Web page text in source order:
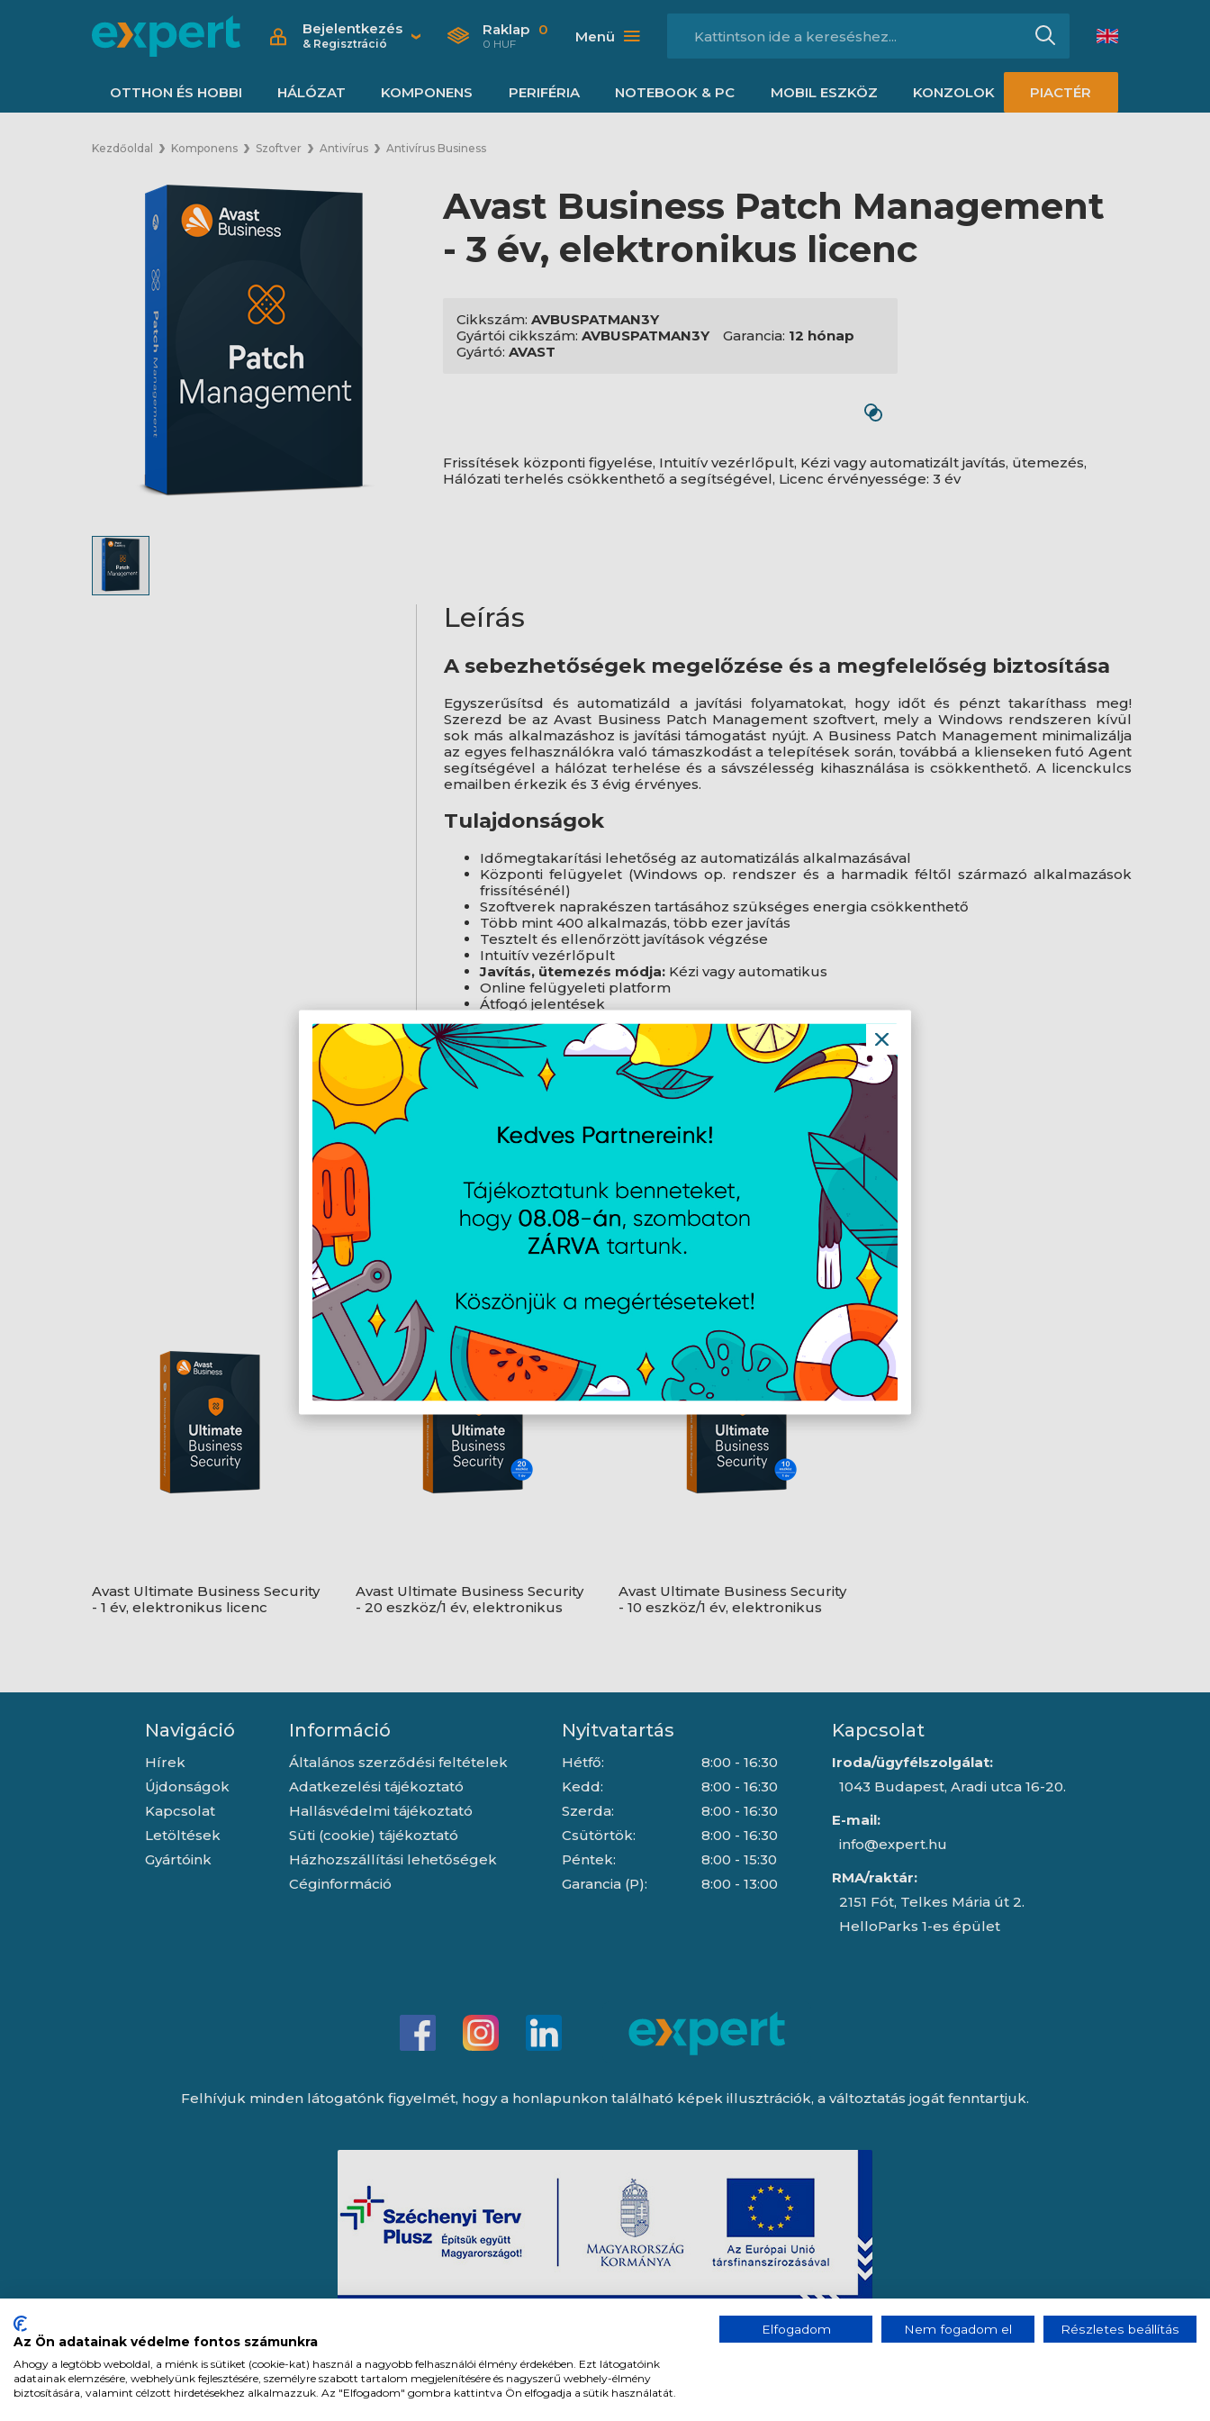
Bejelentkezés
& Regisztráció
Raklap 0
0 HUF Menü
OTTHON ÉS HOBBI HÁLÓZAT KOMPONENS PERIFÉRIA NOTEBOOK & PC MOBIL ESZKÖZ KONZOLOK PIACTÉR
Kezdőoldal Komponens Szoftver Antivírus Antivírus Business
Avast Business Patch Management
- 3 év, elektronikus licenc
Cikkszám: AVBUSPATMAN3Y
Gyártói cikkszám: AVBUSPATMAN3Y Garancia: 12 hónap
Gyártó: AVAST
Frissítések központi figyelése, Intuitív vezérlőpult, Kézi vagy automatizált javítás, ütemezés,
Hálózati terhelés csökkenthető a segítségével, Licenc érvényessége: 3 év
Leírás
A sebezhetőségek megelőzése és a megfelelőség biztosítása
Egyszerűsítsd és automatizáld a javítási folyamatokat, hogy időt és pénzt takaríthass meg!
Szerezd be az Avast Business Patch Management szoftvert, mely a Windows rendszeren kívül
sok más alkalmazáshoz is javítási támogatást nyújt. A Business Patch Management minimalizálja
az egyes felhasználókra való támaszkodást a telepítések során, továbbá a klienseken futó Agent
segítségével a hálózat terhelése és a sávszélesség kihasználása is csökkenthető. A licenckulcs
emailben érkezik és 3 évig érvényes.
Tulajdonságok
Időmegtakarítási lehetőség az automatizálás alkalmazásával
Központi felügyelet (Windows op. rendszer és a harmadik féltől származó alkalmazások
frissítésénél)
Szoftverek naprakészen tartásához szükséges energia csökkenthető
Több mint 400 alkalmazás, több ezer javítás
Tesztelt és ellenőrzött javítások végzése
Intuitív vezérlőpult
Javítás, ütemezés módja:Kézi vagy automatikus
Online felügyeleti platform
Átfogó jelentések
Felhasználás:Cégek számára
Kompatibilis operációs rendszer:
Windows
Licenc típusa:Elektronikus licenc
Licenckulcs érvényessége:36 hónap
Angol nyelvű adatlap
AJÁNLATUNKBÓL
Avast Ultimate Business Security
- 1 év, elektronikus licenc
Avast Ultimate Business Security
- 20 eszköz/1 év, elektronikus
Avast Ultimate Business Security
- 10 eszköz/1 év, elektronikus
Navigáció
Hírek
Újdonságok
Kapcsolat
Letöltések
Gyártóink
Információ
Általános szerződési feltételek
Adatkezelési tájékoztató
Hallásvédelmi tájékoztató
Süti (cookie) tájékoztató
Házhozszállítási lehetőségek
Céginformáció
Nyitvatartás
Hétfő:
Kedd:
Szerda:
Csütörtök:
Péntek:
Garancia (P):
8:00 - 16:30
8:00 - 16:30
8:00 - 16:30
8:00 - 16:30
8:00 - 15:30
8:00 - 13:00
Kapcsolat
Iroda/ügyfélszolgálat:
1043 Budapest, Aradi utca 16-20.
E-mail:
info@expert.hu
RMA/raktár:
2151 Fót, Telkes Mária út 2.
HelloParks 1-es épület
Felhívjuk minden látogatónk figyelmét, hogy a honlapunkon található képek illusztrációk, a változtatás jogát fenntartjuk.
Minden jog fenntartva. All rights reserved.
Az Ön adatainak védelme fontos számunkra
Ahogy a legtöbb weboldal, a miénk is sütiket (cookie-kat) használ a nagyobb felhasználói élmény érdekében. Ezt látogatóink
adatainak elemzésére, webhelyünk fejlesztésére, személyre szabott tartalom megjelenítésére és nagyszerű webhely-élmény
biztosítására, valamint célzott hirdetésekhez alkalmazzuk. Az "Elfogadom" gombra kattintva Ön elfogadja a sütik használatát.
Elfogadom Nem fogadom el Részletes beállítás